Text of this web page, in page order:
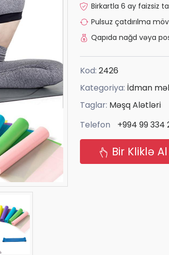
Birkartla 6 ay faizsiz
Pulsuz çatdırılma
Qapıda nağd vəya
Kod: 2426
Kategoriya: İdman
Taglar: Məşq Alətləri
Telefon
+994 99 334
Bir Kliklə Al